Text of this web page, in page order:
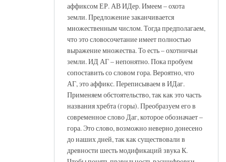
аффиксом ЕР. АВ ИДер. Имеем – охота
земли. Предложение заканчивается
множественным числом. Тогда предполагаем,
что это словосочетание имеет полностью
выражение множества. То есть – охотничьи
земли. ИД АГ – непонятно. Пока пробуем
сопоставить со словом гора. Вероятно, что
АГ, это аффикс. Переписываем в ИДаг.
Применяем обстоятельство, так как это часть
названия хребта (горы). Преобразуем его в
современное слово Даг, которое обозначает –
гора. Это слово, возможно неверно донесено
до наших дней, так как существовали в
древности шесть модификаций звука К.